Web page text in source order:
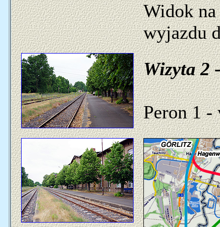
Widok
wyjazdu
Wizyta 2
Peron 1 -